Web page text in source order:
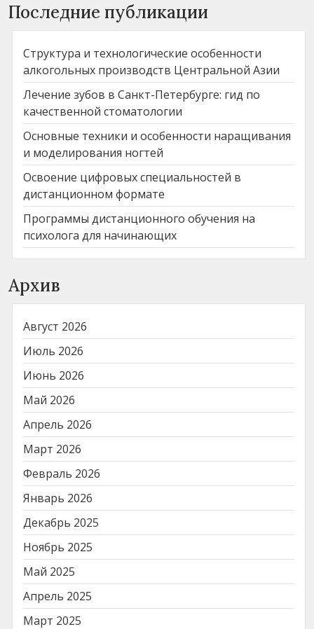
Последние публикации
Структура и технологические особенности
алкогольных производств Центральной Азии
Лечение зубов в Санкт-Петербурге: гид по
качественной стоматологии
Основные техники и особенности наращивания
и моделирования ногтей
Освоение цифровых специальностей в
дистанционном формате
Программы дистанционного обучения на
психолога для начинающих
Архив
Август 2026
Июль 2026
Июнь 2026
Май 2026
Апрель 2026
Март 2026
Февраль 2026
Январь 2026
Декабрь 2025
Ноябрь 2025
Май 2025
Апрель 2025
Март 2025